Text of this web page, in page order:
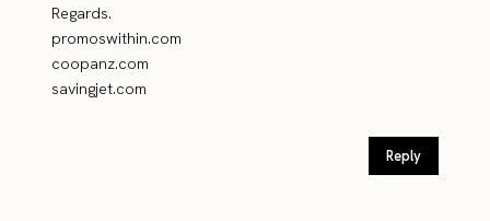
Regards.
promoswithin.com
coopanz.com
savingjet.com
Reply